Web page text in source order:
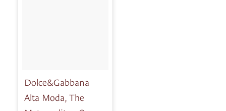
Dolce&Gabbana
Alta Moda, The